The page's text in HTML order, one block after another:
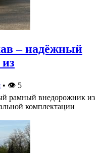
– надёжный
• 👁 5
рамный внедорожник из
комплектации